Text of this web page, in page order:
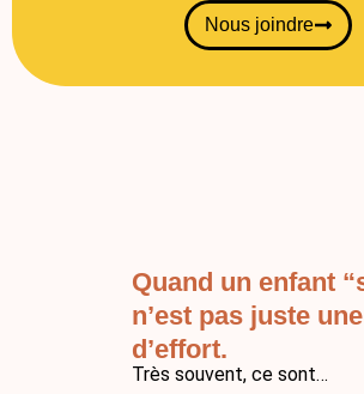
Nous joindre
Quand un enfant
n’est pas juste
d’effort.
Très souvent, ce sont…